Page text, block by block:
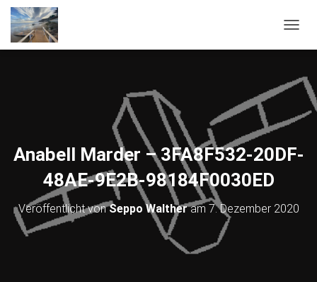
Anabell Marder – 3FA8F532-20DF-
48AE-9E2B-98184F0030ED
Veröffentlicht vonSeppo Waltheram 7. Dezember 2020